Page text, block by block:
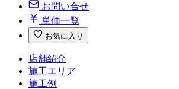
お問い合せ
単価一覧
お気に入り
店舗紹介
施工エリア
施工例